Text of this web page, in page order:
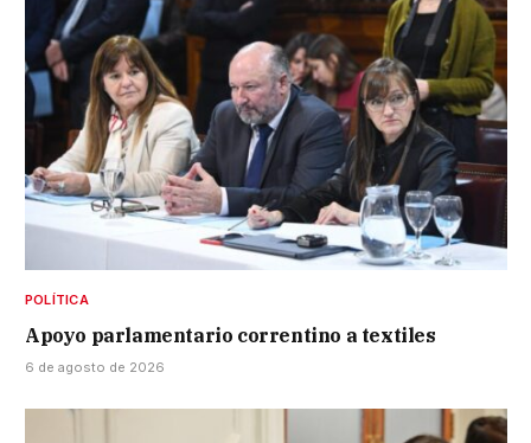
POLÍTICA
Apoyo parlamentario correntino a textiles
6 de agosto de 2026